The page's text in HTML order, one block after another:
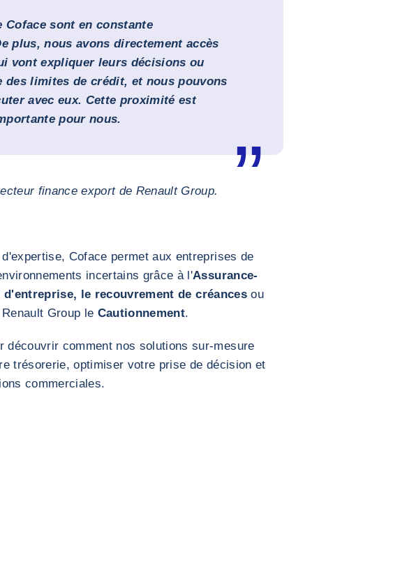
Coface sont en constante
plus, nous avons directement accès
vont expliquer leurs décisions ou
des limites de crédit, et nous pouvons
avec eux. Cette proximité est
pour nous.
finance export de Renault Group.
Coface permet aux entreprises de
incertains grâce à l'Assurance-
le recouvrement de créancesou
Group le Cautionnement.
découvrir comment nos solutions sur-mesure
trésorerie, optimiser votre prise de décision et
commerciales.